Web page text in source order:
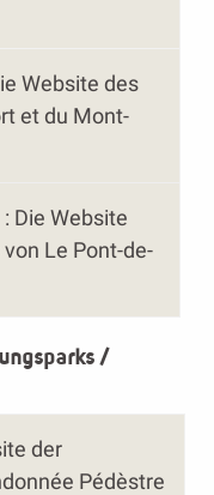
Website des
et du Mont-
: Die Website
Le Pont-de-
/
der
Pédèstre